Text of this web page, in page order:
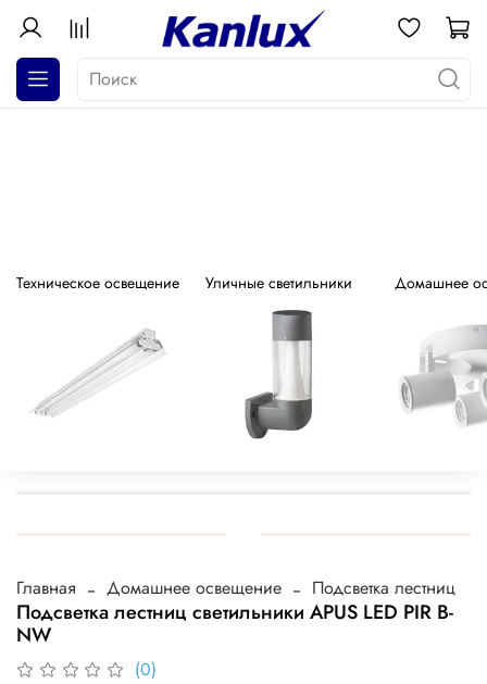
АКЦИЯ! Почти даром!
Распродажа серия GALOBA !
Техническое освещение Уличные светильники Домашнее
Главная Домашнее освещение Подсветка лестниц
Подсветка лестниц светильники APUS LED PIR B-
NW
(0)